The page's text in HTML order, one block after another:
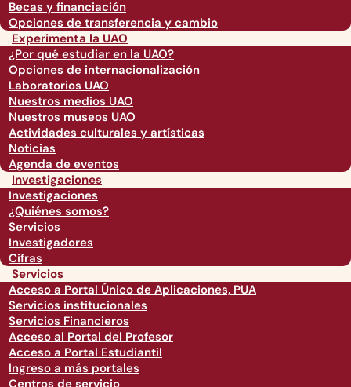
Becas y financiación
Opciones de transferencia y cambio
Experimenta la UAO
¿Por qué estudiar en la UAO?
Opciones de internacionalización
Laboratorios UAO
Nuestros medios UAO
Nuestros museos UAO
Actividades culturales y artísticas
Noticias
Agenda de eventos
Investigaciones
Investigaciones
¿Quiénes somos?
Servicios
Investigadores
Cifras
Servicios
Acceso a Portal Único de Aplicaciones, PUA
Servicios institucionales
Servicios Financieros
Acceso al Portal del Profesor
Acceso a Portal Estudiantil
Ingreso a más portales
Centros de servicio